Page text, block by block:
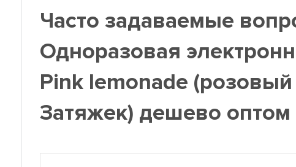
Часто задаваемые
Одноразовая
Pink lemonade
Затяжек) дешево оптом